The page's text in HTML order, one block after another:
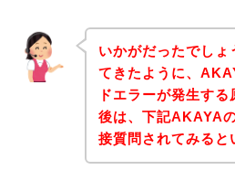
いかがだったでしょ
てきたように、
ドエラーが発生する
後は、下記AKAYA
接質問されてみると